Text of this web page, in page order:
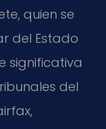
quien se
del Estado
significativa
del